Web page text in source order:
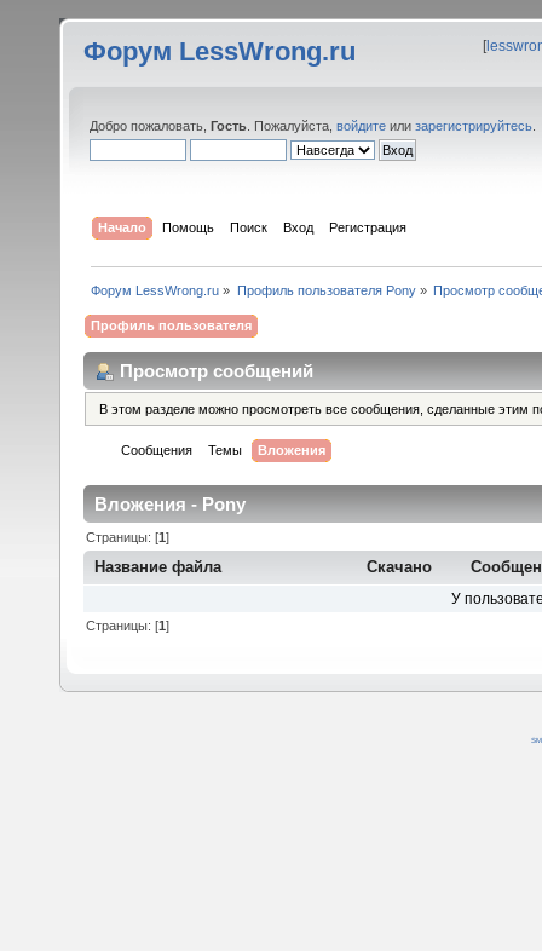
Форум LessWrong.ru [
Добро пожаловать, Гость . Пожалуйста, войдите или зарегистрируйтесь
Начало Помощь Поиск Вход Регистрация
Форум LessWrong.ru » Профиль пользователя Pony» Просмотр
Профиль пользователя
Просмотр сообщений
В этом разделе можно просмотреть все сообщения, сделанные этим
Сообщения Темы Вложения
Вложения - Pony
Страницы: [1]
Название файла Скачано
У
Страницы: [1]